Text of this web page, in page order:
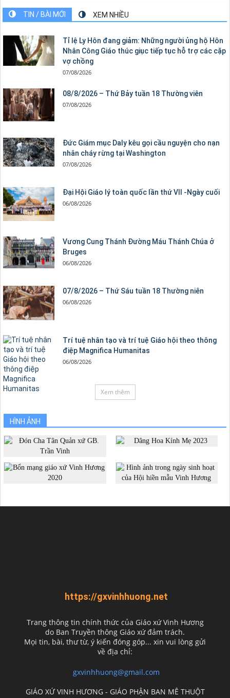
TIN / BÀI MỚI XEM NHIỀU
Tỉ lệ Ly Hôn đang giảm: Những người ủng hộ Hôn
Nhân Công Giáo thúc giục tiếp tục hỗ trợ các cặp
vợ chồng
07/08/2026
08/8/2026 – Thứ Bảy tuần 18 Thường viên
07/08/2026
Đức Giám mục Daly kêu gọi cầu nguyện cho nạn
nhân cháy rừng tại Washington
07/08/2026
Đại Hội Giáo lý toàn quốc lần thứ VII -Ngày cuối
06/08/2026
Vương Cung Thánh Ðường Máu Thánh Chúa ở
Bruges
06/08/2026
07/8/2026 – Thứ Sáu tuần 18 Thường niên
06/08/2026
Trí tuệ nhân tạo và trí tuệ Giáo hội theo thông
điệp Magnifica Humanitas
06/08/2026
Xem thêm
HÌNH ẢNH
https://gxvinhhuong.net
Trang thông tin chính thức của Giáo xứ Vinh Hương
do Ban Truyền thông Giáo xứ đảm trách.
Mọi tin, bài, thư từ, ý kiến đóng góp... xin vui lòng gửi
về địa chỉ:
gxvinhhuong@gmail.com
GIÁO XỨ VINH HƯƠNG - GIÁO PHẬN BAN MÊ THUỘT